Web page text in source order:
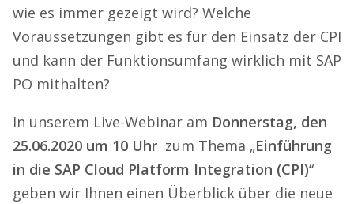
wie es immer gezeigt wird? Welche
Voraussetzungen gibt es für den Einsatz der CPI
und kann der Funktionsumfang wirklich mit SAP
PO mithalten?
In unserem Live-Webinar am Donnerstag, den
25.06.2020 um 10 Uhr zum Thema „Einführung
in die SAP Cloud Platform Integration (CPI)“
geben wir Ihnen einen Überblick über die neue